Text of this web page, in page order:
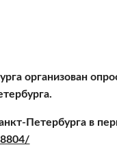
организован